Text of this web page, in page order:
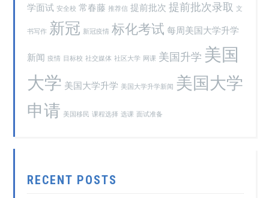
学面试 安全校 常春藤 推荐信 提前批次 提前批次录取 文
书写作 新冠 新冠疫情 标化考试 每周美国大学升学
新闻 疫情 目标校 社交媒体 社区大学 网课 美国升学 美国
大学 美国大学升学 美国大学升学新闻 美国大学
申请 美国移民 课程选择 选课 面试准备
RECENT POSTS